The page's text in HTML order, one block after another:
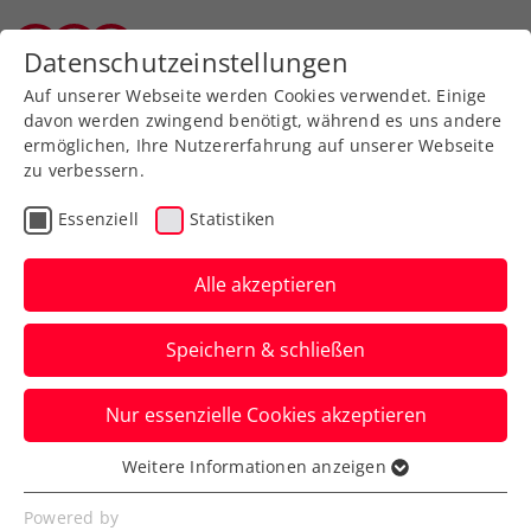
Zurück zur Newsübersicht
Turniere
Danube Upper Austria
Open powered by SKE:
Aus für Kopp im
Achtelfinale
Damit ist Lukas Neumayer beim ATP-
Challenger in Mauthausen die letzte rot-
weiß-rote Hoffnung.
Datenschutzeinstellungen
Auf unserer Webseite werden Cookies verwendet. Einige
davon werden zwingend benötigt, während es uns andere
ermöglichen, Ihre Nutzererfahrung auf unserer Webseite
zu verbessern.
Essenziell Statistiken
Alle akzeptieren
Speichern & schließen
Nur essenzielle Cookies akzeptieren
Essenziell
Essenzielle Cookies werden für grundlegende
Weitere Informationen anzeigen
Powered by